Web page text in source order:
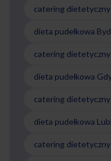
catering dietetyczny
dieta pudełkowa
catering
dieta pudełkowa
catering
dieta pudełkowa
catering